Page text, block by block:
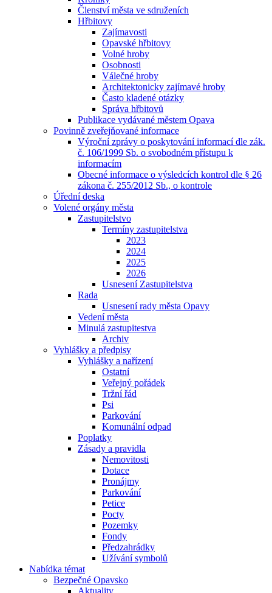
Členství města ve sdruženích
Hřbitovy
Zajímavosti
Opavské hřbitovy
Volné hroby
Osobnosti
Válečné hroby
Architektonicky zajímavé hroby
Často kladené otázky
Správa hřbitovů
Publikace vydávané městem Opava
Povinně zveřejňované informace
Výroční zprávy o poskytování informací dle zák.
č. 106/1999 Sb. o svobodném přístupu k
informacím
Obecné informace o výsledcích kontrol dle § 26
zákona č. 255/2012 Sb., o kontrole
Úřední deska
Volené orgány města
Zastupitelstvo
Termíny zastupitelstva
2023
2024
2025
2026
Usnesení Zastupitelstva
Rada
Usnesení rady města Opavy
Vedení města
Minulá zastupitestva
Archiv
Vyhlášky a předpisy
Vyhlášky a nařízení
Ostatní
Veřejný pořádek
Tržní řád
Psi
Parkování
Komunální odpad
Poplatky
Zásady a pravidla
Nemovitosti
Dotace
Pronájmy
Parkování
Petice
Pocty
Pozemky
Fondy
Předzahrádky
Užívání symbolů
Nabídka témat
Bezpečné Opavsko